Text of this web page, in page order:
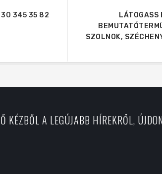
345 35 82
LÁTOGASS
SZOLNOK,
KÉZBŐL A LEGÚJABB HÍREKRŐL,